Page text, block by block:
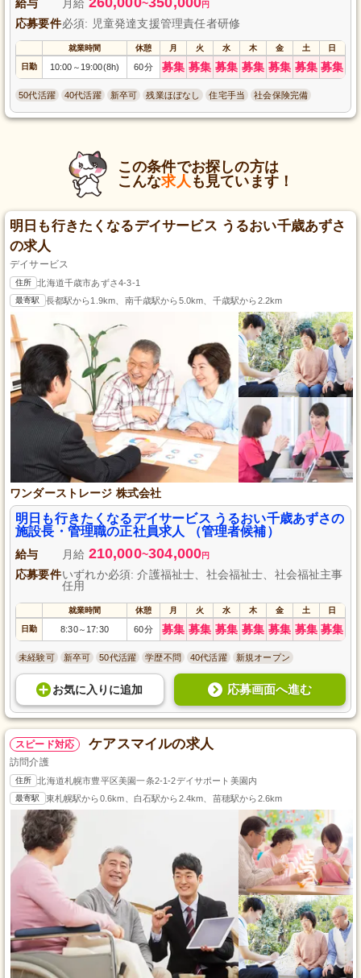
給与 月給 ~ 円
応募要件必須: 児童発達支援管理責任者研修
就業時間 休憩 月 火 水 木 金 土 日
日勤 10:00 ～ 19:00(8h) 60分 募集 募集 募集 募集 募集 募集 募集
50代活躍 40代活躍 新卒可 残業ほぼなし 住宅手当 社会保険完備
この条件でお探しの方は
こんな求人 も見ています！
明日も行きたくなるデイサービス うるおい千歳あずさ
の求人
デイサービス
住所 北海道千歳市あずさ4-3-1
最寄駅 長都駅から1.9km、南千歳駅から5.0km、千歳駅から2.2km
ワンダーストレージ 株式会社
明日も行きたくなるデイサービス うるおい千歳あずさの
施設長・管理職の正社員求人 （管理者候補）
給与 月給 210,000~304,000円
応募要件いずれか必須: 介護福祉士、社会福祉士、社会福祉主事
任用
就業時間 休憩 月 火 水 木 金 土 日
日勤 8:30～ 17:30 60分 募集 募集 募集 募集 募集 募集 募集
未経験可 新卒可 50代活躍 学歴不問 40代活躍 新規オープン
お気に入り に追加 応募画面へ進む
スピード対応 ケアスマイルの求人
訪問介護
住所 北海道札幌市豊平区美園一条2-1-2デイサポート美園内
最寄駅 東札幌駅から0.6km、白石駅から2.4km、苗穂駅から2.6km